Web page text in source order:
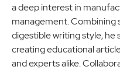
a deep interest in
management. Combining
digestible writing style, he
creating educational
and experts alike.